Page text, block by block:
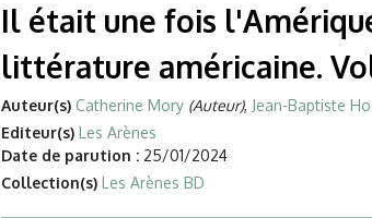
Il était une fois
littérature américaine.
Auteur(s) Catherine Mory (Auteur), Jean-Baptiste
Editeur(s) Les Arènes
Date de parution : 25/01/2024
Collection(s) Les Arènes BD